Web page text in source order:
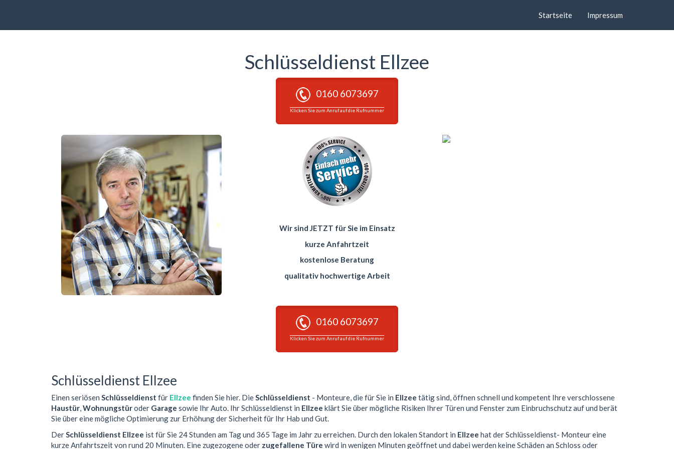
Startseite Impressum
Schlüsseldienst Ellzee
0160 6073697
Klicken Sie zum Anruf auf die Rufnummer
Wir sind JETZT für Sie im Einsatz
kurze Anfahrtzeit
kostenlose Beratung
qualitativ hochwertige Arbeit
0160 6073697
Klicken Sie zum Anruf auf die Rufnummer
Schlüsseldienst Ellzee
Einen seriösen Schlüsseldienst für Ellzee finden Sie hier. DieSchlüsseldienst - Monteure, die für Sie in Ellzee tätig sind, öffnen schnell und kompetent Ihre verschlossene
Haustür,Wohnungstüroder Garage sowie Ihr Auto. Ihr Schlüsseldienst in Ellzee klärt Sie über mögliche Risiken Ihrer Türen und Fenster zum Einbruchschutz auf und berät
Sie über eine mögliche Optimierung zur Erhöhung der Sicherheit für Ihr Hab und Gut.
DerSchlüsseldienst Ellzee ist für Sie 24 Stunden am Tag und 365 Tage im Jahr zu erreichen. Durch den lokalen Standort in Ellzee hat der Schlüsseldienst- Monteur eine
kurze Anfahrtszeit von rund 20 Minuten. Eine zugezogene oder zugefallene Türe wird in wenigen Minuten geöffnet und dabei werden keine Schäden an Schloss oder